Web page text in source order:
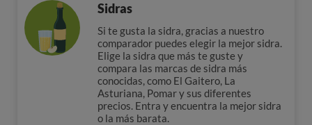
Sidras
Si te gusta la sidra, gracias a nuestro
comparador puedes elegir la mejor sidra.
Elige la sidra que más te guste y
compara las marcas de sidra más
conocidas, como El Gaitero, La
Asturiana, Pomar y sus diferentes
precios. Entra y encuentra la mejor sidra
o la más barata.